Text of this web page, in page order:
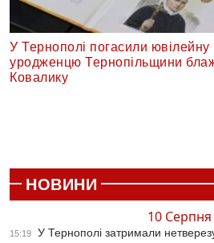
У Тернополі погасили
уродженцю Тернопільщини
Ковалику
НОВИНИ
10 Серпня
15:19 У Тернополі затримали